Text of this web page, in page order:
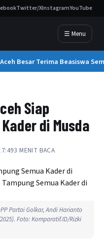
Twitter/XInstagramYouTube
☰ Menu
Besar Terima Beasiswa
Siap
di Musda
3 MENIT BACA
Partai Golkar, Andi Harianto
Foto: Komparatif.ID/Rizki